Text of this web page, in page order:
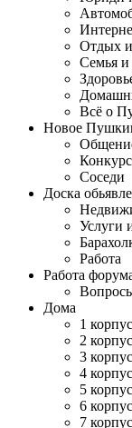
Отдых
Семья и
Всё о
Новое
Соседи
Доска
Услуги
Работа
Работа
Дома
1
2
3
4
5
6
7